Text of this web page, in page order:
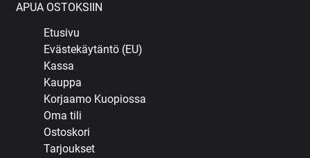
APUA OSTOKSIIN
Etusivu
Evästekäytäntö (EU)
Kassa
Kauppa
Korjaamo Kuopiossa
Oma tili
Ostoskori
Tarjoukset